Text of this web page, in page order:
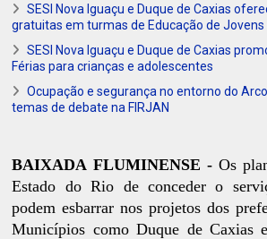
SESI Nova Iguaçu e Duque de Caxias
gratuitas em turmas de Educação de
SESI Nova Iguaçu e Duque de Caxias
Férias para crianças e adolescentes
Ocupação e segurança no entorno do
temas de debate na FIRJAN
BAIXADA FLUMINENSE - Os
Estado do Rio de conceder o
podem esbarrar nos projetos dos
Municípios como Duque de Caxias